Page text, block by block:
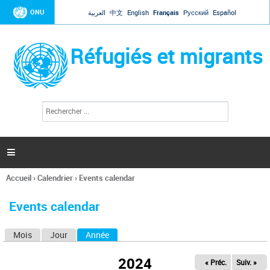
Jump to navigation
ONU العربية 中文 English Français Русский Español
Réfugiés et migrants
l
c
h
e

Vous
ici
Accueil›Calendrier› Events calendar
Events calendar
Mois Jour Année
2024 « Préc. Suiv. »